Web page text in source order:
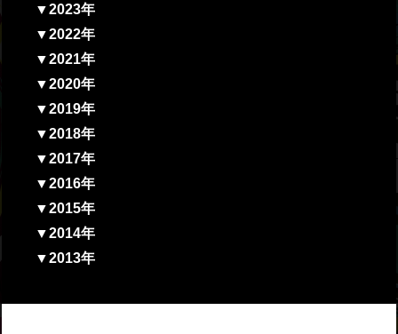
▼2023年
▼2022年
▼2021年
▼2020年
▼2019年
▼2018年
▼2017年
▼2016年
▼2015年
▼2014年
▼2013年